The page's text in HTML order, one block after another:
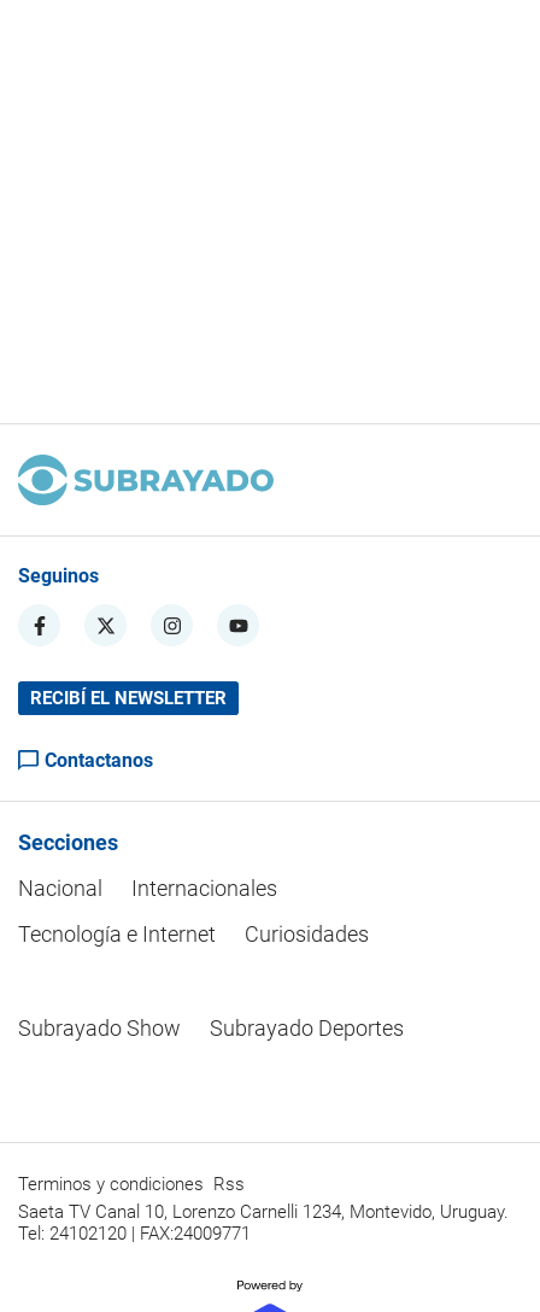
Seguinos
RECIBÍ EL NEWSLETTER
Contactanos
Secciones
Nacional
Internacionales
Tecnología e Internet
Curiosidades
Subrayado Show Subrayado Deportes
Terminos y condiciones Rss
Saeta TV Canal 10, Lorenzo Carnelli 1234, Montevido, Uruguay.
Tel: 24102120 | FAX:24009771